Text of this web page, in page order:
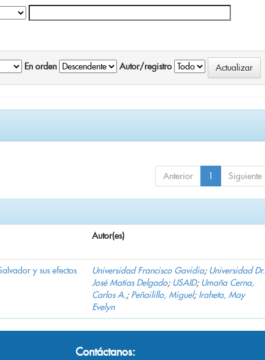
En orden Autor/registro
Anterior 1 Siguiente
Autor(es)
y sus efectos
Universidad Francisco Gavidia; Universidad Dr.
José Matías Delgado; USAID; Umaña Cerna,
Carlos A.; Peñailillo, Miguel; Iraheta, May
Evelyn
Contáctanos: